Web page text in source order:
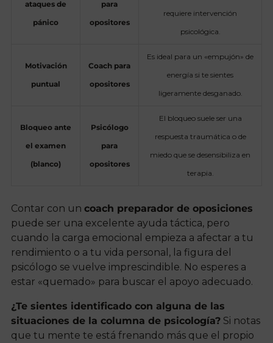
ataques de
pánico
para
opositores
requiere intervención
psicológica.
Motivación
puntual
Coach para
opositores
Es ideal para un «empujón» de
energía si te sientes
ligeramente desganado.
Bloqueo ante
el examen
(blanco)
Psicólogo
para
opositores
El bloqueo suele ser una
respuesta traumática o de
miedo que se desensibiliza en
terapia.
Contar con un coach preparador de oposiciones
puede ser una excelente ayuda táctica, pero
cuando la carga emocional empieza a afectar a tu
rendimiento o a tu vida personal, la figura del
psicólogo se vuelve imprescindible. No esperes a
estar «quemado» para buscar el apoyo adecuado.
¿Te sientes identificado con alguna de las
situaciones de la columna de psicología? Si notas
que tu mente te está frenando más que el propio